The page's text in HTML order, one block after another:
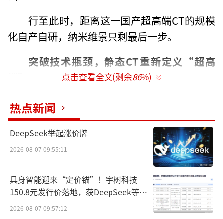
行至此时，距离这一国产超高端CT的规模
化自产自研，纳米维景只剩最后一步。
突破技术瓶颈，静态CT重新定义“超高
所谓“静态CT”，是指CT借助多套球管-
高压构成的“射线源环”和整环探测器构成
的“探测器环”组成的“静态”双环结构，通
过时序电子控制射线源进行依次脉冲式曝光完
成360°数据的采集，进而将螺旋CT中动态
的“机械旋转”转变成静态的“光学旋转”。
通过这一特殊的成像方式，静态CT在扫描
点击查看全文(剩余86%)
热点新闻
DeepSeek举起涨价牌
2026-08-07 09:55:11
具身智能迎来“定价锚”！宇树科技
150.8元发行价落地，获DeepSeek等豪
华战配加持
2026-08-07 09:57:12